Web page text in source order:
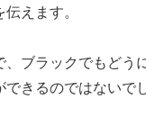
えます。
、ブラックでもどう
きるのではないで